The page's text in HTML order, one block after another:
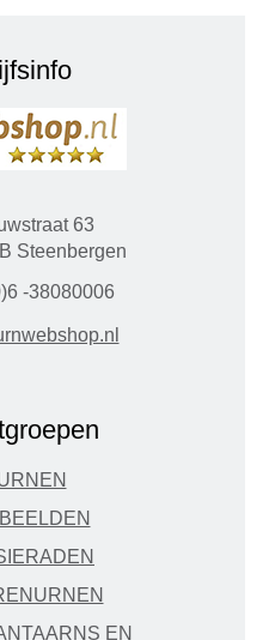
63
Steenbergen
-38080006
EN